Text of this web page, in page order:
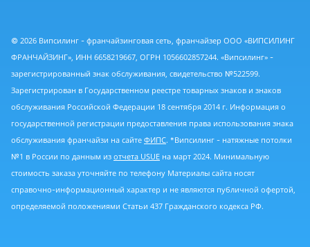
© 2026 Випсилинг - франчайзинговая сеть, франчайзер ООО «ВИПСИЛИНГ
ФРАНЧАЙЗИНГ», ИНН 6658219667, ОГРН 1056602857244. «Випсилинг» -
зарегистрированный знак обслуживания, свидетельство №522599.
Зарегистрирован в Государственном реестре товарных знаков и знаков
обслуживания Российской Федерации 18 сентября 2014 г. Информация о
государственной регистрации предоставления права использования знака
обслуживания франчайзи на сайте ФИПС. *Випсилинг - натяжные потолки
№1 в России по данным из отчета USUE на март 2024. Минимальную
стоимость заказа уточняйте по телефону Материалы сайта носят
справочно-информационный характер и не являются публичной офертой,
определяемой положениями Статьи 437 Гражданского кодекса РФ.